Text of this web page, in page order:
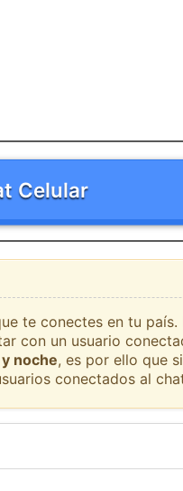
Celular
te conectes en tu
con un usuario
noche, es por ello que
conectados al